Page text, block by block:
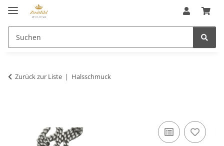
Zurück zur Liste Halsschmuck